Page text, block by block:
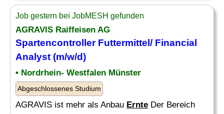
Job gestern bei JobMESH gefunden
AGRAVIS Raiffeisen AG
Spartencontroller Futtermittel/ Financial
Analyst (m/w/d)
• Nordrhein- Westfalen Münster
Abgeschlossenes Studium
AGRAVIS ist mehr als Anbau Ernte Der Bereich